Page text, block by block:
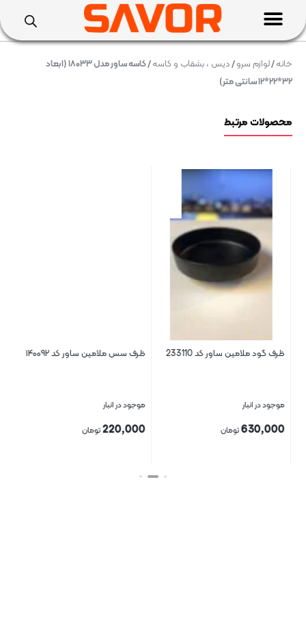
خانه/لوازم سرو/دیس ، بشقاب و کاسه
/ کاسه ساور مدل ۱۸۰۳۳ (ابعاد
۳۲*۲۲*۱۲ سانتی متر)
محصولات مرتبط
ظرف گود ملامین ساور کد 233110
موجود در انبار
630,000 تومان
ظرف سس ملامین ساور کد ۱۴۰۰۹۲
موجود در انبار
220,000 تومان
بستن